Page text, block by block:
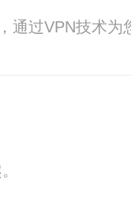
通过VPN技术